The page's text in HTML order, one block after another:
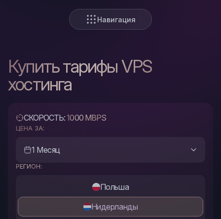
Навигация
Купить тарифы VPS
хостинга
ЦЕНА ЗА:
1 Месяц
РЕГИОН:
Польша
Нидерланды
СКОРОСТЬ:1000 MBPS